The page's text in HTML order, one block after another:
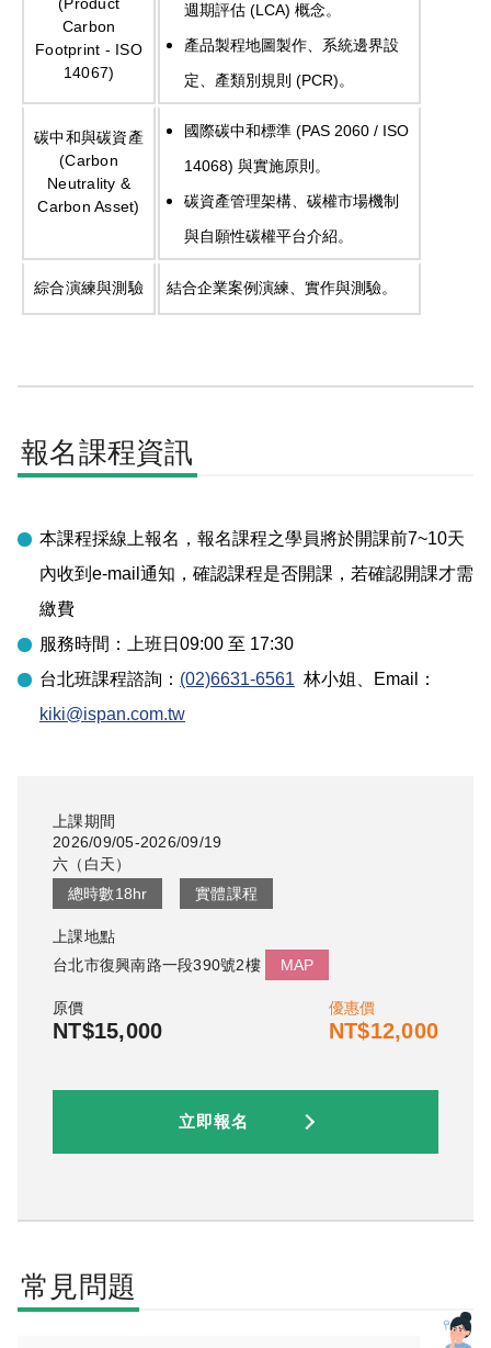
(Product
Carbon
Footprint - ISO
14067)
週期評估 (LCA) 概念。
產品製程地圖製作、系統邊界設
定、產類別規則 (PCR)。
碳中和與碳資產
(Carbon
Neutrality &
Carbon Asset)
國際碳中和標準 (PAS 2060 / ISO
14068) 與實施原則。
碳資產管理架構、碳權市場機制
與自願性碳權平台介紹。
綜合演練與測驗 結合企業案例演練、實作與測驗。
報名課程資訊
本課程採線上報名，報名課程之學員將於開課前7~10天
內收到e-mail通知，確認課程是否開課，若確認開課才需
繳費
服務時間：上班日09:00 至 17:30
台北班課程諮詢： (02)6631-6561 林小姐
、Email：
kiki@ispan.com.tw
上課期間
2026/09/05-2026/09/19
六 （ 白天）
總時數18hr 實體課程
上課地點
台北市復興南路一段390號2樓
MAP
原價
NT$15,000
優惠價
NT$12,000
立即報名
常見問題